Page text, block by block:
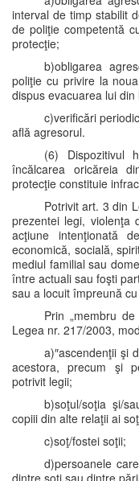
interval de timp stabilit
de poliţie competentă
protecţie;
b)obligarea
poliţie cu privire la
dispus evacuarea lui din
c)verificări
află agresorul.
(6) Dispozitivul
încălcarea oricăreia
protecţie constituie
Potrivit art. 3 din
prezentei legi, violenţa
acţiune intenţionată
economică, socială,
mediul familial sau
între actuali sau foşti
sau a locuit împreună
Prin „membru
Legea nr. 217/2003,
a)″ascendenţii şi
acestora, precum şi
potrivit legii;
b)soţul/soţia şi/
copiii din alte relaţii ai
c)soţ/fostei soţii;
d)persoanele
dintre soţi sau dintre